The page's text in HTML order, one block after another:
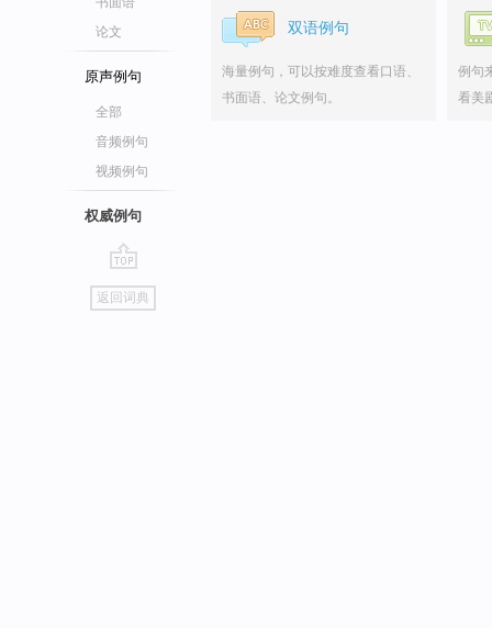
论文
原声例句
全部
音频例句
视频例句
权威例句
go
top
返回词典
双语例句
海量例句，可以按难度查看口语、
书面语、论文例句。
例句
看美